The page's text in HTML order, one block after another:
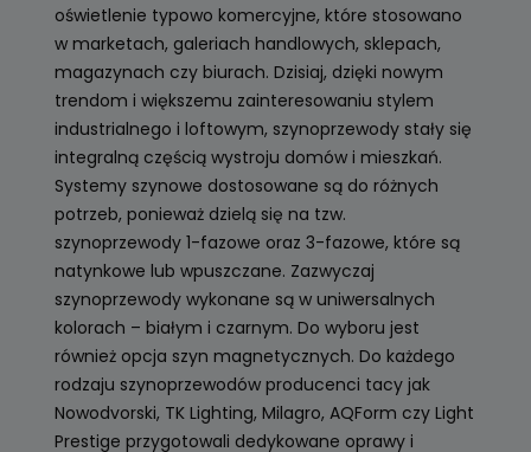
oświetlenie typowo komercyjne, które stosowano
w marketach, galeriach handlowych, sklepach,
magazynach czy biurach. Dzisiaj, dzięki nowym
trendom i większemu zainteresowaniu stylem
industrialnego i loftowym, szynoprzewody stały się
integralną częścią wystroju domów i mieszkań.
Systemy szynowe dostosowane są do różnych
potrzeb, ponieważ dzielą się na tzw.
szynoprzewody 1-fazowe oraz 3-fazowe, które są
natynkowe lub wpuszczane. Zazwyczaj
szynoprzewody wykonane są w uniwersalnych
kolorach – białym i czarnym. Do wyboru jest
również opcja szyn magnetycznych. Do każdego
rodzaju szynoprzewodów producenci tacy jak
Nowodvorski, TK Lighting, Milagro, AQForm czy Light
Prestige przygotowali dedykowane oprawy i